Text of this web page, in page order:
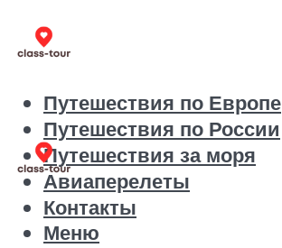
Путешествия по Европе
Путешествия по России
Путешествия за моря
Авиаперелеты
Контакты
Меню